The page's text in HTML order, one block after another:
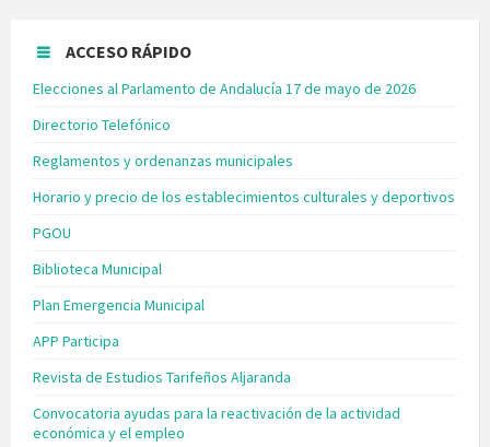
ACCESO RÁPIDO
Elecciones al Parlamento de Andalucía 17 de mayo de 2026
Directorio Telefónico
Reglamentos y ordenanzas municipales
Horario y precio de los establecimientos culturales y deportivos
PGOU
Biblioteca Municipal
Plan Emergencia Municipal
APP Participa
Revista de Estudios Tarifeños Aljaranda
Convocatoria ayudas para la reactivación de la actividad
económica y el empleo